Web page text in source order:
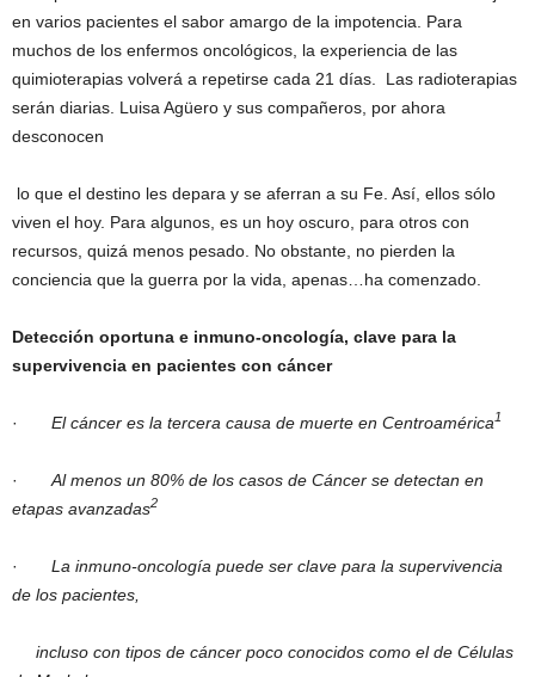
en varios pacientes el sabor amargo de la impotencia. Para
muchos de los enfermos oncológicos, la experiencia de las
quimioterapias volverá a repetirse cada 21 días. Las radioterapias
serán diarias. Luisa Agüero y sus compañeros, por ahora
desconocen
lo que el destino les depara y se aferran a su Fe. Así, ellos sólo
viven el hoy. Para algunos, es un hoy oscuro, para otros con
recursos, quizá menos pesado. No obstante, no pierden la
conciencia que la guerra por la vida, apenas…ha comenzado.
Detección oportuna e inmuno-oncología, clave para la
supervivencia en pacientes con cáncer
· El cáncer es la tercera causa de muerte en Centroamérica1
· Al menos un 80% de los casos de Cáncer se detectan en
etapas avanzadas2
· La inmuno-oncología puede ser clave para la supervivencia
de los pacientes,
incluso con tipos de cáncer poco conocidos como el de Células